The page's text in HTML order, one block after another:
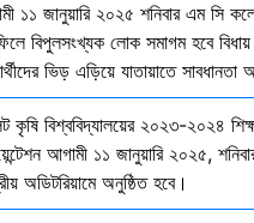
১১ জানুয়ারি ২০২৫ শনিবার এম সি
বিপুলসংখ্যক লোক সমাগম হবে
ভিড় এড়িয়ে যাতায়াতে
কৃষি বিশ্ববিদ্যালয়ের ২০২৩-২০২৪
আগামী ১১ জানুয়ারি ২০২৫,
অডিটরিয়ামে অনুষ্ঠিত হবে।